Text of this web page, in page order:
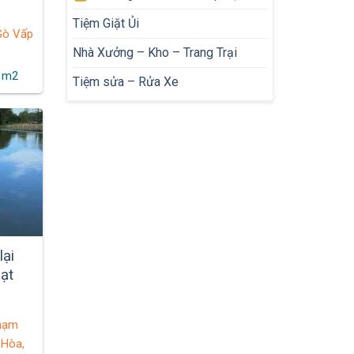
Vấp
Tiệm Giặt Ủi
Nhà Xưởng – Kho – Trang Trại
Tiệm sửa – Rửa Xe